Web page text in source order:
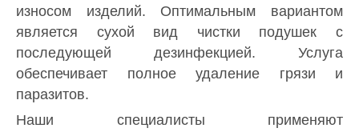
износом изделий. Оптимальным вариантом
является сухой вид чистки подушек с
последующей дезинфекцией. Услуга
обеспечивает полное удаление грязи и
паразитов.
Наши специалисты применяют